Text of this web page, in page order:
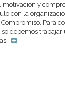
y
con la
Para
debemos trabajar